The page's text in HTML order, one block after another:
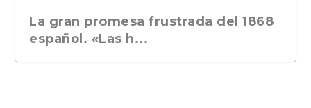
La gran promesa frustrada del 1868
español. «Las h...